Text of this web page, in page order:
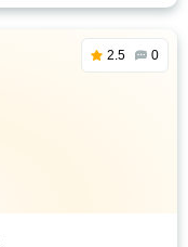
2.5 0